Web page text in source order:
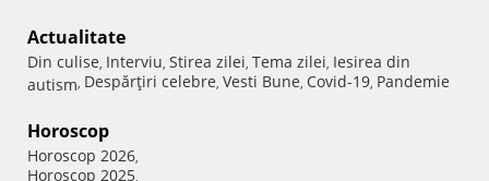
Actualitate
Din culise, Interviu, Stirea zilei, Tema zilei, Iesirea din
autism, Despărţiri celebre, Vesti Bune, Covid-19, Pandemie
Horoscop
Horoscop 2026,
Horoscop 2025,